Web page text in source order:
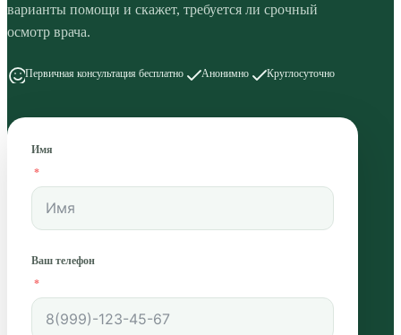
варианты помощи и скажет, требуется ли срочный
осмотр врача.
Первичная консультация бесплатно Анонимно Круглосуточно
Имя
Ваш телефон